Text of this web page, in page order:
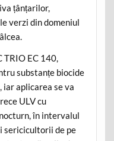
țânțarilor,
verzi din domeniul
TRIO EC 140,
substanțe biocide
aplicarea se va
ULV cu
în intervalul
sericicultorii de pe